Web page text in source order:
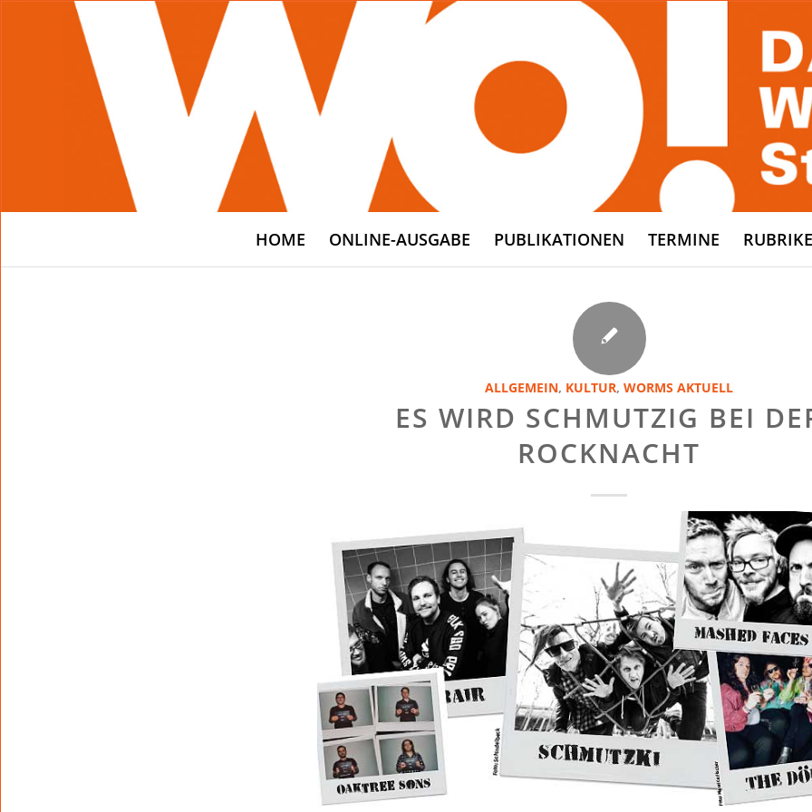
HOME ONLINE-AUSGABE PUBLIKATIONEN TERMINE
ALLGEMEIN, KULTUR, WORMS AKTUELL
ES WIRD SCHMUTZIG BEI
ROCKNACHT